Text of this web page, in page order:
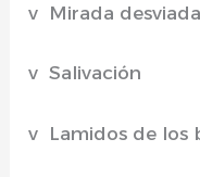
v Mirada desviada
v Salivación
v Lamidos de los